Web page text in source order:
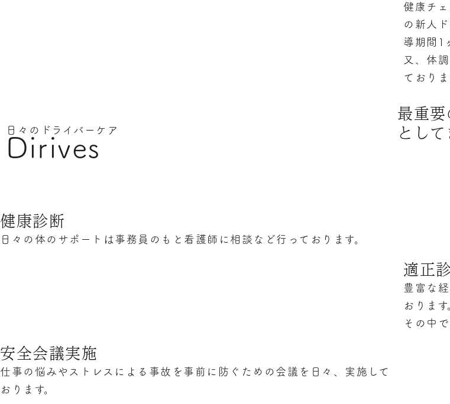
健康チ
の新人
導期間1
又、体
ておりま
日々のドライバーケア
Dirives
最重
として
健康診断
日々の体のサポートは事務員のもと看護師に相談など行っております。
適正
豊富な
おります
その中
安全会議実施
仕事の悩みやストレスによる事故を事前に防ぐための会議を日々、実施して
おります。